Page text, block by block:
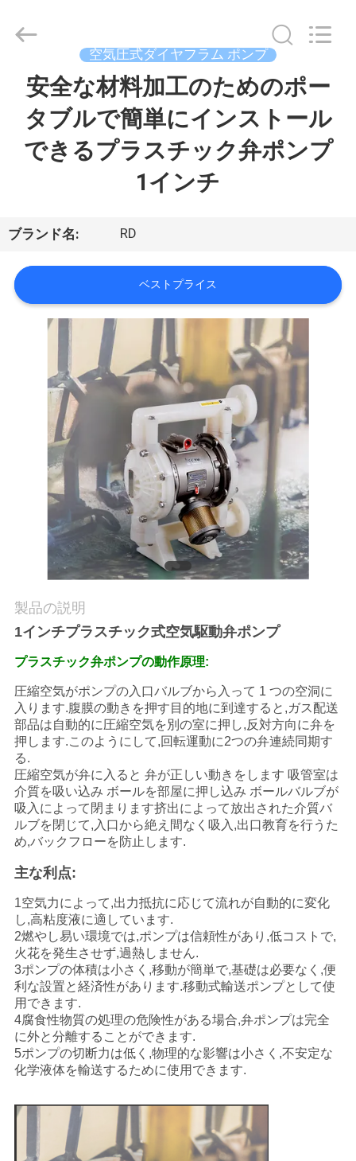
品
ビ
社
案
内
品
質
管
理
お
問
い
合
わ
せ
ニ
ュ
SHANGHAI
CONVEYOR
空気圧式ダイヤフラム ポンプ
安全な材料加工のためのポー
タブルで簡単にインストール
できるプラスチック弁ポンプ
1インチ
ブランド名: RD
ベストプライス
製品の説明
1インチプラスチック式空気駆動弁ポンプ
プラスチック弁ポンプの動作原理:
圧縮空気がポンプの入口バルブから入って 1 つの空洞に
入ります.腹膜の動きを押す目的地に到達すると,ガス配送
部品は自動的に圧縮空気を別の室に押し,反対方向に弁を
押します.このようにして,回転運動に2つの弁連続同期す
る.
圧縮空気が弁に入ると 弁が正しい動きをします 吸管室は
介質を吸い込み ボールを部屋に押し込み ボールバルブが
吸入によって閉まります挤出によって放出された介質バ
ルブを閉じて,入口から絶え間なく吸入,出口教育を行うた
め,バックフローを防止します.
主な利点:
1空気力によって,出力抵抗に応じて流れが自動的に変化
し,高粘度液に適しています.
2燃やし易い環境では,ポンプは信頼性があり,低コストで,
火花を発生させず,過熱しません.
3ポンプの体積は小さく,移動が簡単で,基礎は必要なく,便
利な設置と経済性があります.移動式輸送ポンプとして使
用できます.
4腐食性物質の処理の危険性がある場合,弁ポンプは完全
に外と分離することができます.
5ポンプの切断力は低く,物理的な影響は小さく,不安定な
化学液体を輸送するために使用できます.